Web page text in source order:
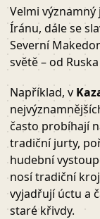
Velmi
Íránu, dále se
Severní
světě – od
Například, v
často probíhají
tradiční jurty,
hudební
nosí tradiční
vyjadřují úctu a
staré křivdy.